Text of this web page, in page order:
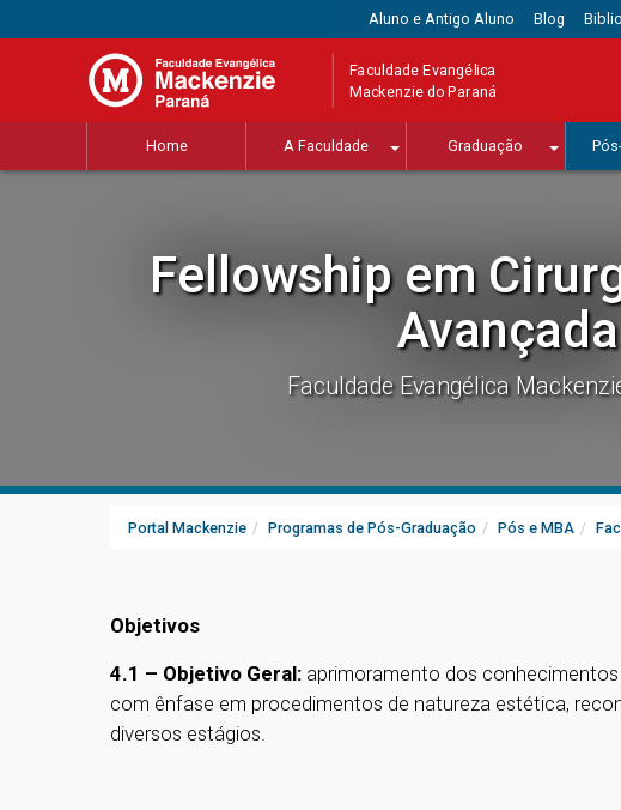
Aluno e Antigo Aluno Blog
Faculdade Evangélica
Mackenzie do Paraná
Home A Faculdade Graduação
Fellowship em
Avançada
Faculdade Evangélica
Portal Mackenzie Programas de Pós-Graduação Pós e MBA
Objetivos
4.1 – Objetivo Geral: aprimoramento dos
com ênfase em procedimentos de natureza estética,
diversos estágios.